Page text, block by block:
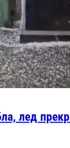
лед